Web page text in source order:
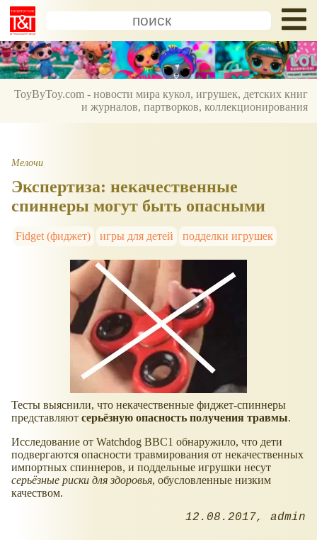
ToyByToy.com - новости мира кукол, игрушек, детских книг
и журналов, партворков, коллекционирования
Мелочи
Экспертиза: некачественные
спиннеры могут быть опасными
Fidget (фиджет) игры для детей подделки игрушек
Тесты выяснили, что некачественные фиджет-спиннеры
представляют серьёзную опасность получения травмы.
Исследование от Watchdog BBC1 обнаружило, что дети
подвергаются опасности травмирования от некачественных
импортных спиннеров, и поддельные игрушки несут
серьёзные риски для здоровья, обусловленные низким
качеством.
12.08.2017 admin